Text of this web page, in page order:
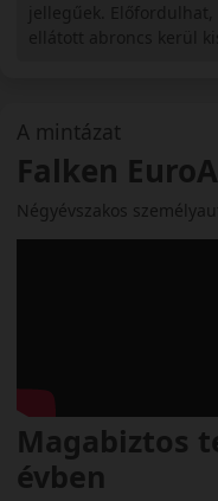
A mintázat
Falken
Négyévszakos
Magabiztos
évben